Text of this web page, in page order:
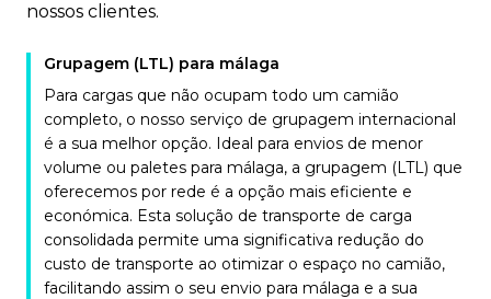
nossos clientes.
Grupagem (LTL) para málaga
Para cargas que não ocupam todo um camião
completo, o nosso serviço de grupagem internacional
é a sua melhor opção. Ideal para envios de menor
volume ou paletes para málaga, a grupagem (LTL) que
oferecemos por rede é a opção mais eficiente e
económica. Esta solução de transporte de carga
consolidada permite uma significativa redução do
custo de transporte ao otimizar o espaço no camião,
facilitando assim o seu envio para málaga e a sua